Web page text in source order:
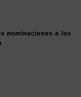
nominaciones a los